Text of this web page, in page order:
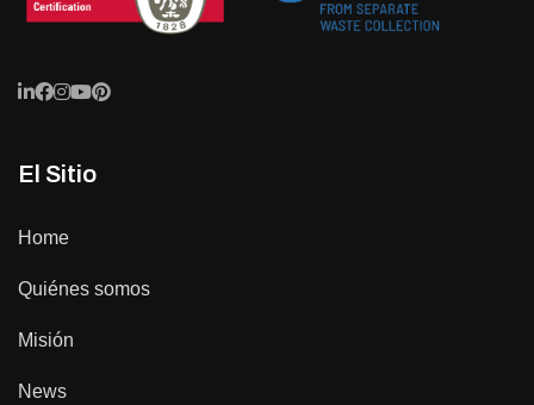
El Sitio
Home
Quiénes somos
Misión
News